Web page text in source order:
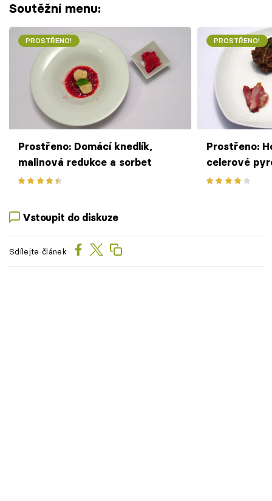
Soutěžní menu:
PROSTŘENO!
Prostřeno: Domácí knedlík,
malinová redukce a sorbet
PROSTŘENO!
Prostřeno:
celerové
chipsy
Vstoupit do diskuze
Sdílejte článek